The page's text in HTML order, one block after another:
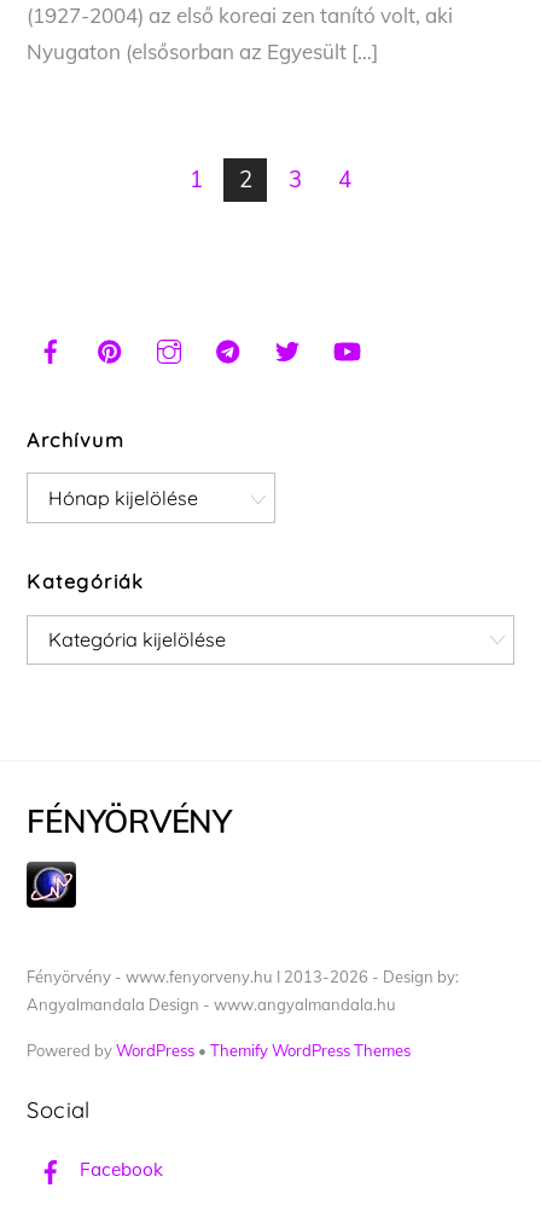
(1927-2004) az első koreai zen tanító volt, aki
Nyugaton (elsősorban az Egyesült […]
1 2 3 4
Archívum
Archívum
Kategóriák
Kategóriák
FÉNYÖRVÉNY
Fényörvény - www.fenyorveny.hu I 2013-2026 - Design by:
Angyalmandala Design - www.angyalmandala.hu
Powered byWordPress •Themify WordPress Themes
Social
Facebook